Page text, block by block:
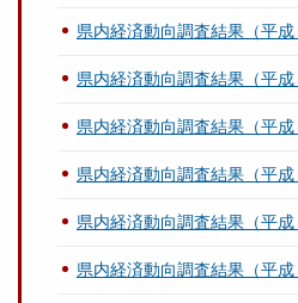
県内経済動向調査結果（平成
県内経済動向調査結果（平成
県内経済動向調査結果（平成
県内経済動向調査結果（平成
県内経済動向調査結果（平成
県内経済動向調査結果（平成